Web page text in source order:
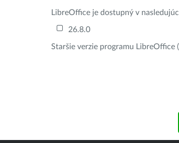
LibreOffice je dostupný v
26.8.0
Staršie verzie programu LibreOffice